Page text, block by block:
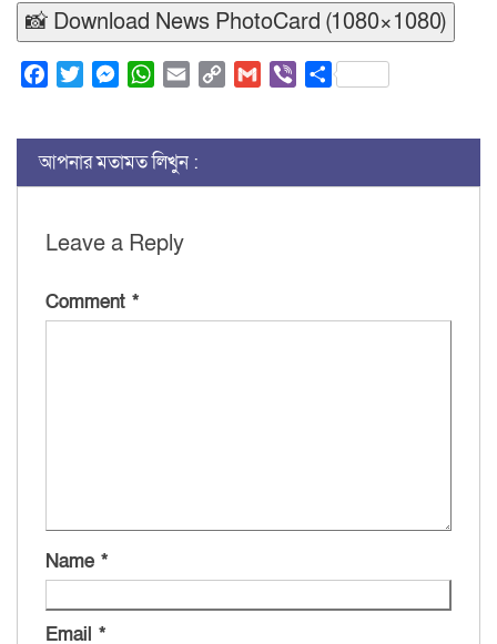
📸 Download News PhotoCard (1080×1080)
FacebookTwitterMessenger
WhatsApp
Email Copy
Gmail ViberShare
আপনার মতামত লিখুন :
Leave a Reply
Comment *
Name *
Email *